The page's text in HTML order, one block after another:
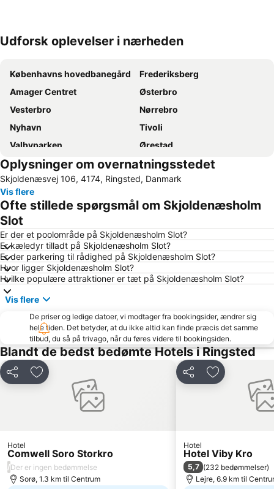
Udvid kort
Udforsk oplevelser i nærheden
Københavns hovedbanegård
Frederiksberg
Amager Centret
Østerbro
Vesterbro
Nørrebro
Nyhavn
Tivoli
Valbyparken
Ørestad
Parken Stadium
Rådhuspladsen
Fisketorvet
BonBon-Land
Bella Center
Kongens Nytorv
Operaen
Roskilde Festival
Nørreport station
Indre By
Royal Copenhagen
Islands Brygge
Strøget
Rørvig Strand ved
Christiania
Frederiksberg Centret
Enø
Rødovre Centrum
Brøndby Stadion
Amalienborg Slot
Ballerup Centret
Kastellet
Københavns Bymuseum
Copenhagen Port
Cph Cool
Royal Danish Theatre
Stillinge Strand
Roskilde Domkirke
Round Tower
Rosenborg Slot
Oplysninger om overnatningsstedet
Skjoldenæsvej 106, 4174, Ringsted, Danmark
Vis flere
Ofte stillede spørgsmål om Skjoldenæsholm
Slot
Er der et poolområde på Skjoldenæsholm Slot?
Er kæledyr tilladt på Skjoldenæsholm Slot?
Er der parkering til rådighed på Skjoldenæsholm Slot?
Hvor ligger Skjoldenæsholm Slot?
Hvilke populære attraktioner er tæt på Skjoldenæsholm Slot?
Vis flere
De priser og ledige datoer, vi modtager fra bookingsider, ændrer sig
hele tiden. Det betyder, at du ikke altid kan finde præcis det samme
tilbud, du så på trivago, når du føres videre til bookingsiden.
Blandt de bedst bedømte Hotels i Ringsted
Del Føj til favoritter
Hotel
Comwell Soro Storkro
/Der er ingen bedømmelse
Sorø, 1.3 km til Centrum
Del Føj til
Hotel
Hotel Viby Kro
5,7 (232 bedømmelser)
Lejre, 6.9 km til